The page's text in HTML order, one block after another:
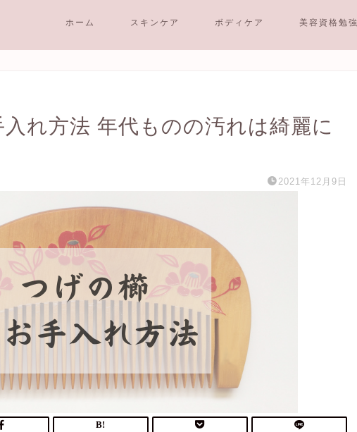
ホーム スキンケア ボディケア 美容資格勉強
れ方法 年代ものの汚れは綺麗に
2021年12月9日